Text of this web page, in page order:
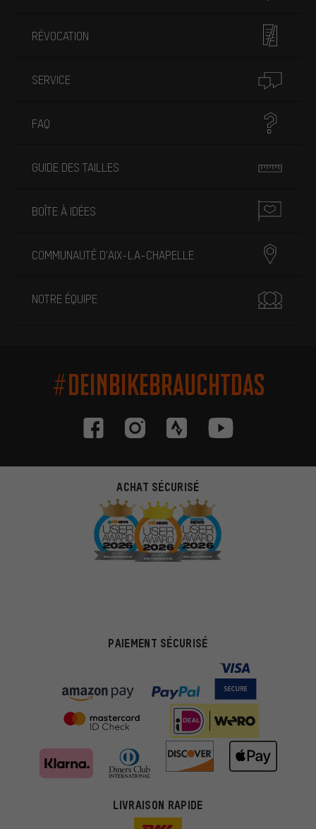
RÉVOCATION
SERVICE
FAQ
GUIDE DES TAILLES
BOÎTE À IDÉES
COMMUNAUTÉ D'AIX-LA-CHAPELLE
NOTRE ÉQUIPE
#DEINBIKEBRAUCHTDAS
ACHAT SÉCURISÉ
PAIEMENT SÉCURISÉ
LIVRAISON RAPIDE